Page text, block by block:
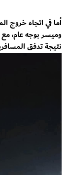
أما في اتجاه خروج
وميسر بوجه عام،
نتيجة تدفق